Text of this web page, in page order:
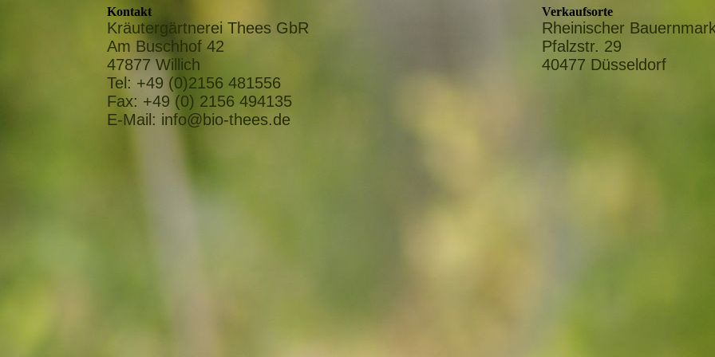
Kontakt
Kräutergärtnerei Thees GbR
Am Buschhof 42
47877 Willich
Tel: +49 (0)2156 481556
Fax: +49 (0) 2156 494135
E-Mail: info@bio-thees.de
Verkaufsorte
Rheinischer
Pfalzstr. 29
40477 Düsseldorf